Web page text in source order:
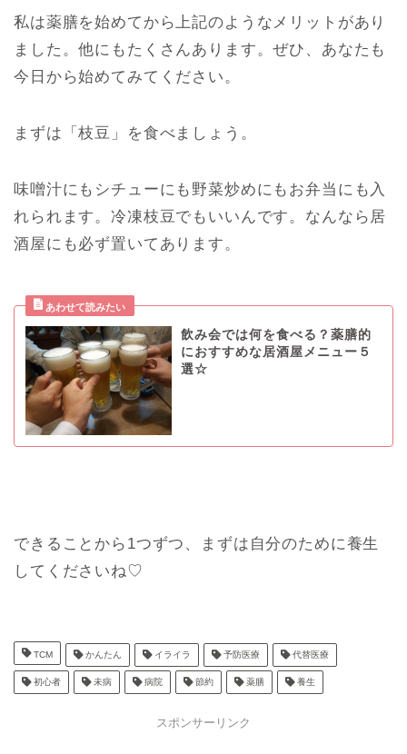
私は薬膳を始めてから上記のようなメリットがあり
ました。他にもたくさんあります。ぜひ、あなたも
今日から始めてみてください。
まずは「枝豆」を食べましょう。
味噌汁にもシチューにも野菜炒めにもお弁当にも入
れられます。冷凍枝豆でもいいんです。なんなら居
酒屋にも必ず置いてあります。
飲み会では何を食べる？薬膳的
におすすめな居酒屋メニュー５
選☆
できることから1つずつ、まずは自分のために養生
してくださいね♡
TCM かんたん イライラ 予防医療 代替医療
初心者 未病 病院 節約 薬膳 養生
スポンサーリンク